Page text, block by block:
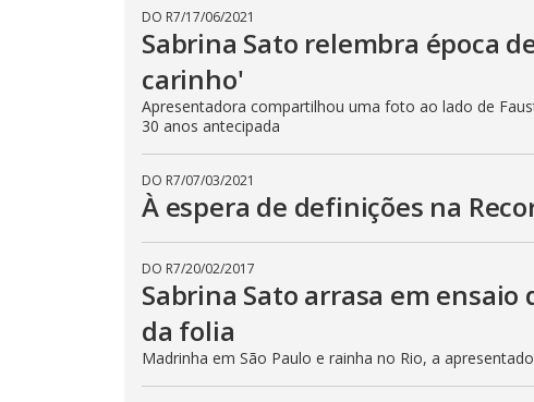
DO R7/17/06/2021
Sabrina Sato relembra época
carinho'
Apresentadora compartilhou uma foto ao lado de
30 anos antecipada
DO R7/07/03/2021
À espera de definições na
DO R7/20/02/2017
Sabrina Sato arrasa em ensaio
da folia
Madrinha em São Paulo e rainha no Rio, a